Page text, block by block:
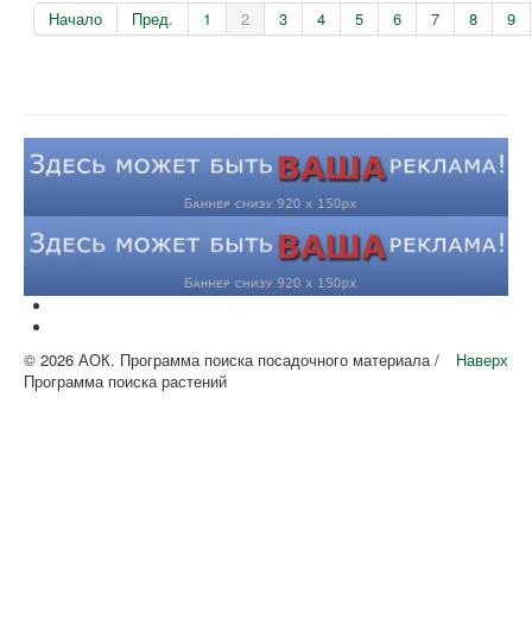
Начало Пред. 1 2 3 4 5 6 7 8 9
Наверх
© 2026 АОК. Программа поиска посадочного материала /
Программа поиска растений